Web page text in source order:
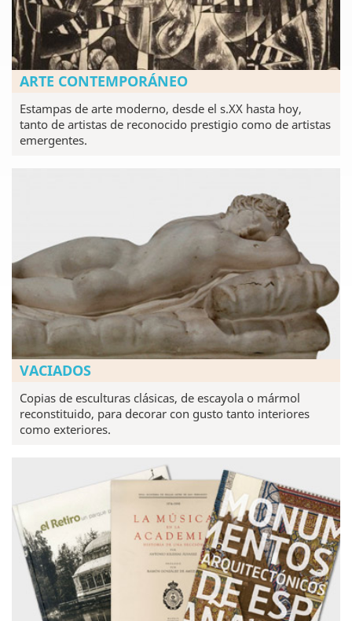
ARTE CONTEMPORÁNEO
Estampas de arte moderno, desde el s.XX hasta hoy,
tanto de artistas de reconocido prestigio como de artistas
emergentes.
VACIADOS
Copias de esculturas clásicas, de escayola o mármol
reconstituido, para decorar con gusto tanto interiores
como exteriores.